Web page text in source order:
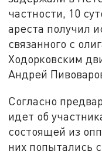
частности, 10
ареста получил
связанного с
Ходорковским
Андрей
Согласно
идет об
состоящей из
них попытались